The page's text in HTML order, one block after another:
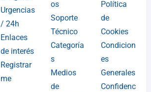
Urgencias
/ 24h
Enlaces
de interés
Registrar
me
os
Soporte
Técnico
Categoría
s
Medios
de
Política
de
Cookies
Condicion
es
Generales
Confidenc